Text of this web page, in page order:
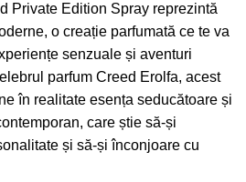
Private Edition Spray reprezintă
o creație parfumată ce te va
senzuale și aventuri
parfum Creed Erolfa, acest
în realitate esența seducătoare și
care știe să-și
și să-și înconjoare cu